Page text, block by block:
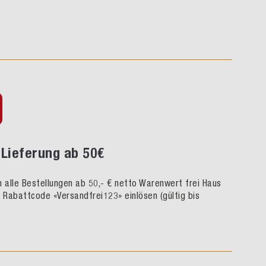
ab 50€
alle Bestellungen ab 50,- € netto Warenwert frei Haus
«Versandfrei123» einlösen (gültig bis